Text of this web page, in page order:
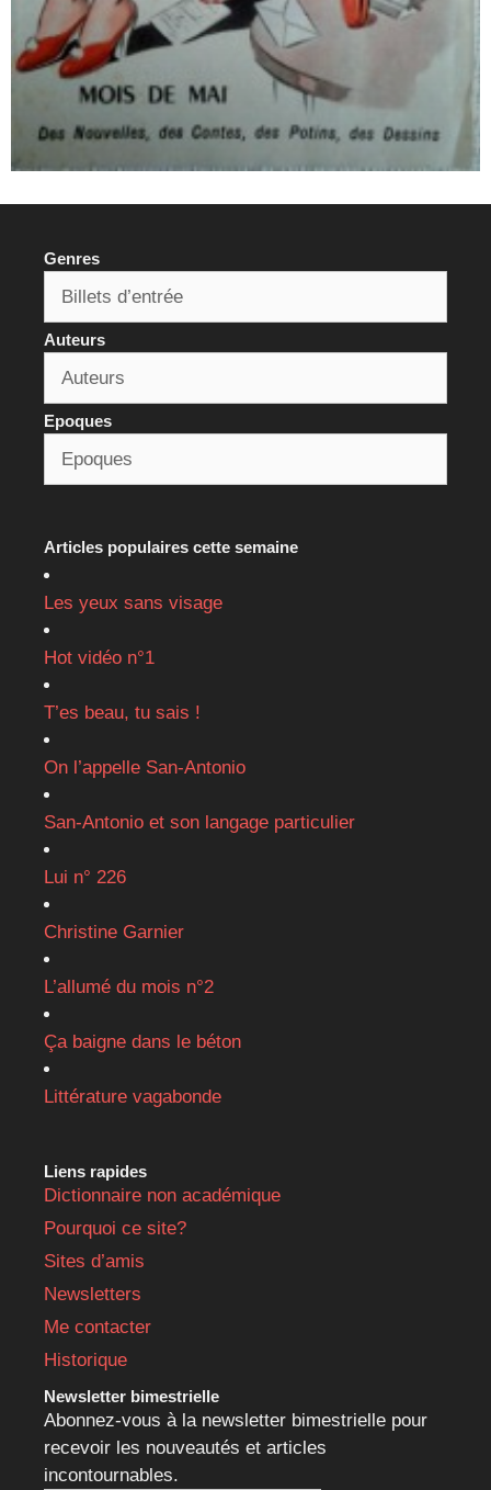
Genres
Auteurs
Epoques
Articles populaires cette semaine
Les yeux sans visage
Hot vidéo n°1
T’es beau, tu sais !
On l’appelle San-Antonio
San-Antonio et son langage particulier
Lui n° 226
Christine Garnier
L’allumé du mois n°2
Ça baigne dans le béton
Littérature vagabonde
Liens rapides
Dictionnaire non académique
Pourquoi ce site?
Sites d’amis
Newsletters
Me contacter
Historique
Newsletter bimestrielle
Abonnez-vous à la newsletter bimestrielle pour
recevoir les nouveautés et articles
incontournables.